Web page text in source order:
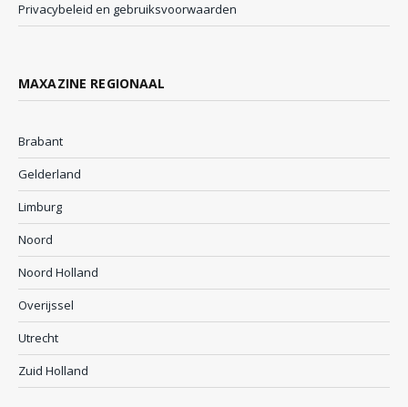
Privacybeleid en gebruiksvoorwaarden
MAXAZINE REGIONAAL
Brabant
Gelderland
Limburg
Noord
Noord Holland
Overijssel
Utrecht
Zuid Holland